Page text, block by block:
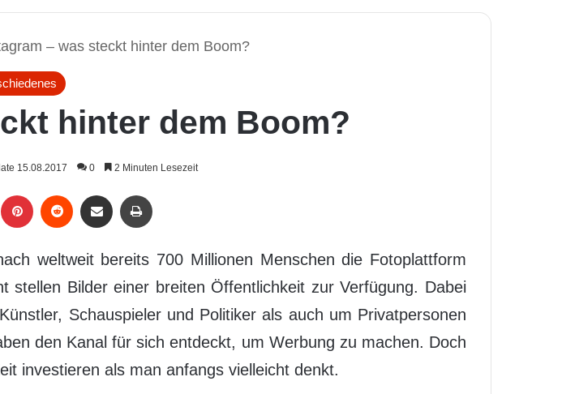
– was steckt hinter dem Boom?
hinter dem Boom?
15.08.2017 0 2 Minuten Lesezeit
weltweit bereits 700 Millionen Menschen die Fotoplattform
Bilder einer breiten Öffentlichkeit zur Verfügung. Dabei
Schauspieler und Politiker als auch um Privatpersonen
den Kanal für sich entdeckt, um Werbung zu machen. Doch
investieren als man anfangs vielleicht denkt.